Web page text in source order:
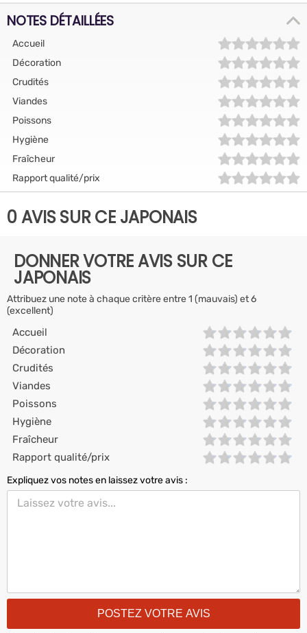
NOTES DÉTAILLÉES
Accueil
Décoration
Crudités
Viandes
Poissons
Hygiène
Fraîcheur
Rapport qualité/prix
0 AVIS SUR CE JAPONAIS
DONNER VOTRE AVIS SUR CE
JAPONAIS
Attribuez une note à chaque critère entre 1 (mauvais) et 6
(excellent)
Accueil
Décoration
Crudités
Viandes
Poissons
Hygiène
Fraîcheur
Rapport qualité/prix
Expliquez vos notes en laissez votre avis :